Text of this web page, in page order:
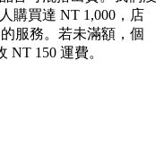
購買達 NT 1,000，店
服務。若未滿額，個
NT 150 運費。